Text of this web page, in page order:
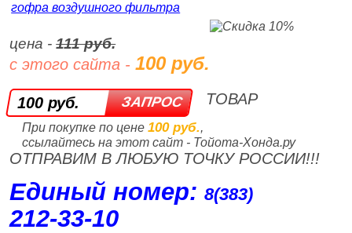
гофра воздушного фильтра
цена -111 руб.
с этого сайта -100 руб.
100 руб.
При покупке по цене 100 руб.,
ссылайтесь на этот сайт - Тойота-Хонда.ру
ТОВАР
ОТПРАВИМ В ЛЮБУЮ ТОЧКУ РОССИИ!!!
Единый номер:8(383)
212‑33‑10